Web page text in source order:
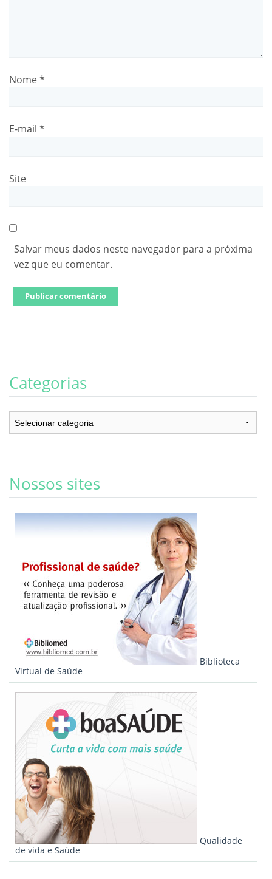
Nome*
E-mail *
Site
Salvar meus dados neste navegador para a próxima
vez que eu comentar.
Categorias
Categorias
Nossos sites
Biblioteca
Virtual de Saúde
Qualidade
de vida e Saúde